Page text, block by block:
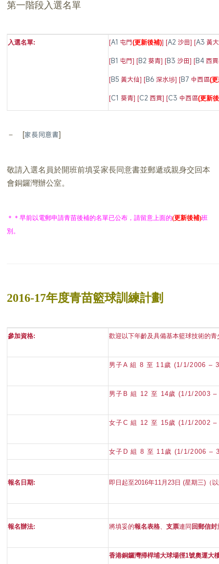
第一階段入選名單
入選名單: [A1 屯門(更新後補)] [A2 沙田] [A3 黃
[B1 屯門] [B2 葵青] [B3 沙田] [B4 西貢
[B5 黃大仙] [B6 深水埗] [B7 中西區(
[C1 葵青] [C2 西貢] [C3 中西區(更新
－ [家長同意書]
敬請入選名員於開班前填妥家長同意書並郵遞或親身交回本
會銅鑼灣辦公室。
＊＊早前以電郵申請青苗後補的名單已公布，請留意上面的(更新後補)班
別。
2016-17年度青苗籃球訓練計劃
參加資格: 歡迎以下年齡及具備基本籃球技術的青
男子A 組 8 至 11歲 (1/1/2006 –
男子B 組 12 至 14歲 (1/1/2003
女子C 組 12 至 15歲 (1/1/2002
女子D 組 8 至 11歲 (1/1/2006 –
報名日期: 即日起至2016年11 月23日 (星期三) （
報名辦法: 將填妥的報名表格 、支票連同回郵信封
香港銅鑼灣掃桿埔大球場徑1號奧運大